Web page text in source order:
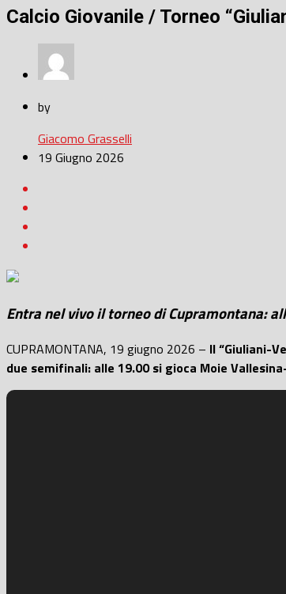
Calcio Giovanile / Torneo
by
Giacomo Grasselli
19 Giugno 2026
Entra nel vivo il torneo di Cupramontana:
CUPRAMONTANA, 19 giugno 2026 – Il “Giuliani-
due semifinali: alle 19.00 si gioca Moie